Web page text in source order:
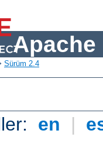
Apache
Sürüm 2.4
en |